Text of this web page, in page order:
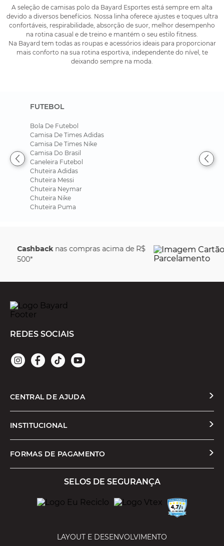
A seleção de camisas polo da Bayard Esportes está sempre em alta
devido a diversos benefícios. Nossa linha oferece ajustes e toques ultra
confortáveis, respirabilidade, absorção de suor, melhor desempenho
na rotina casual e de treino e mantém o seu estilo fitness.
Na Bayard tem todas as roupas e acessórios ideais para proporcionar
mais conforto na sua rotina esportiva, independente do nível, te
deixando sempre na moda.
FUTEBOL
Bola De Futebol
Camisa De Times Adidas
Camisa De Times Nike
Camisa Do Brasil
Caneleira Futebol
Chuteira Adidas
Chuteira Messi
Chuteira Neymar
Chuteira Nike
Chuteira Puma
Parcele em até6x sem
REDES SOCIAIS
CENTRAL DE AJUDA
Solicitar Troca ou Devolução
Formas de Pagamento
INSTITUCIONAL
Quem Somos
Política de Privacidade
FORMAS DE PAGAMENTO
SELOS DE SEGURANÇA
LAYOUT E DESENVOLVIMENTO